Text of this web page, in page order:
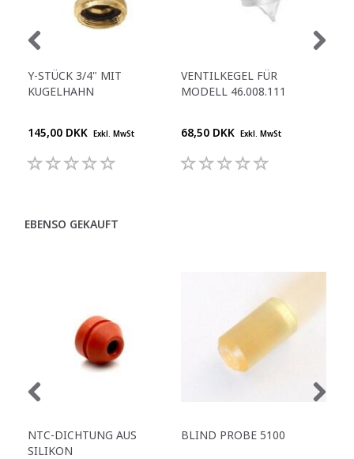
Y-STÜCK 3/4" MIT
KUGELHAHN
145,00 DKK Exkl. MwSt
VENTILKEGEL FÜR
MODELL 46.008.111
68,50 DKK Exkl. MwSt
EBENSO GEKAUFT
NTC-DICHTUNG AUS
SILIKON
BLIND PROBE 5100